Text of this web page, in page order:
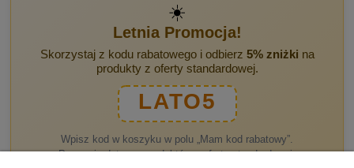
☀️
Letnia Promocja!
Skorzystaj z kodu rabatowego i odbierz 5% zniżki na
produkty z oferty standardowej.
LATO5
Wpisz kod w koszyku w polu „Mam kod rabatowy”.
Promocja dotyczy produktów z oferty standardowej.